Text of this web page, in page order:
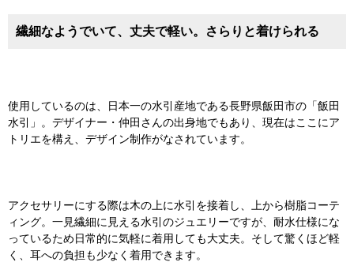
繊細なようでいて、丈夫で軽い。さらりと着けられる
使用しているのは、日本一の水引産地である長野県飯田市の「飯田
水引」。デザイナー・仲田さんの出身地でもあり、現在はここにア
トリエを構え、デザイン制作がなされています。
アクセサリーにする際は木の上に水引を接着し、上から樹脂コーテ
ィング。一見繊細に見える水引のジュエリーですが、耐水仕様にな
っているため日常的に気軽に着用しても大丈夫。そして驚くほど軽
く、耳への負担も少なく着用できます。